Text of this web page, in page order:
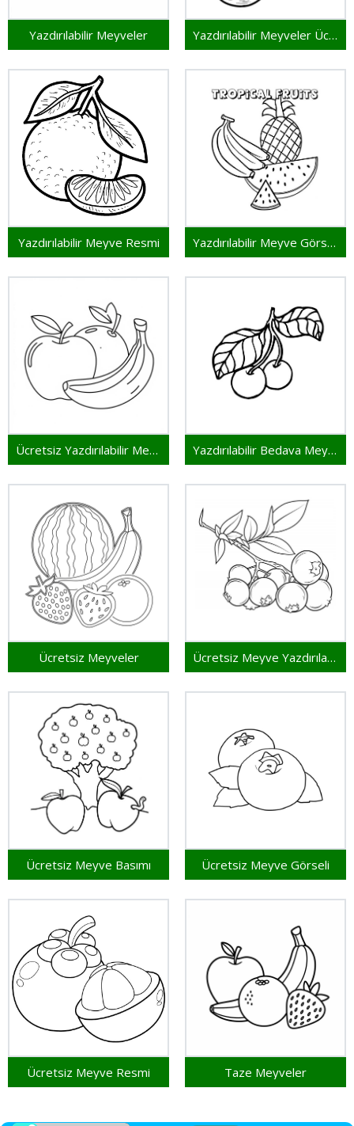
Yazdırılabilir Meyveler Yazdırılabilir Meyveler Ücretsiz
Yazdırılabilir Meyve Resmi Yazdırılabilir Meyve Görseli
Ücretsiz Yazdırılabilir Meyveler Yazdırılabilir Bedava Meyveler
Ücretsiz Meyveler Ücretsiz Meyve Yazdırılabilir
Ücretsiz Meyve Basımı Ücretsiz Meyve Görseli
Ücretsiz Meyve Resmi Taze Meyveler